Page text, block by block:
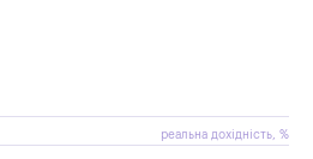
реальна дохідність, %